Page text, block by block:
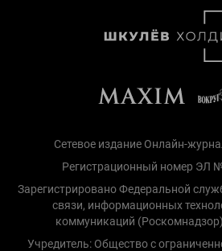
Сетевое издание Онлайн-
Регистрационный номер ЭЛ
Зарегистрировано Федеральной
связи, информационных
коммуникаций
Учредитель: Общество с